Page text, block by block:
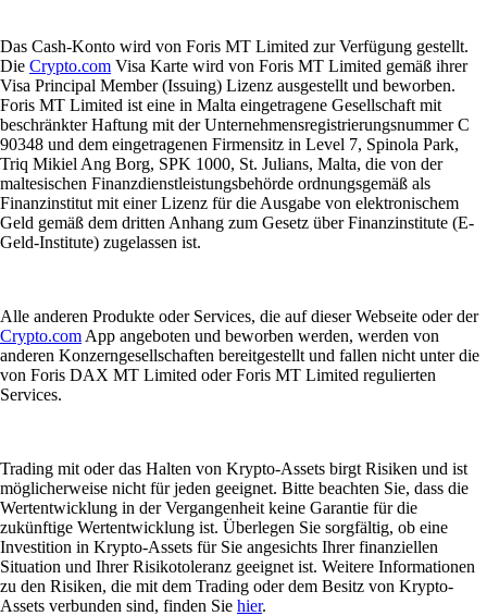
Das Cash-Konto wird von Foris MT Limited zur Verfügung gestellt.
Die Crypto.com Visa Karte wird von Foris MT Limited gemäß ihrer
Visa Principal Member (Issuing) Lizenz ausgestellt und beworben.
Foris MT Limited ist eine in Malta eingetragene Gesellschaft mit
beschränkter Haftung mit der Unternehmensregistrierungsnummer C
90348 und dem eingetragenen Firmensitz in Level 7, Spinola Park,
Triq Mikiel Ang Borg, SPK 1000, St. Julians, Malta, die von der
maltesischen Finanzdienstleistungsbehörde ordnungsgemäß als
Finanzinstitut mit einer Lizenz für die Ausgabe von elektronischem
Geld gemäß dem dritten Anhang zum Gesetz über Finanzinstitute (E-
Geld-Institute) zugelassen ist.
Alle anderen Produkte oder Services, die auf dieser Webseite oder der
Crypto.com App angeboten und beworben werden, werden von
anderen Konzerngesellschaften bereitgestellt und fallen nicht unter die
von Foris DAX MT Limited oder Foris MT Limited regulierten
Services.
Trading mit oder das Halten von Krypto-Assets birgt Risiken und ist
möglicherweise nicht für jeden geeignet. Bitte beachten Sie, dass die
Wertentwicklung in der Vergangenheit keine Garantie für die
zukünftige Wertentwicklung ist. Überlegen Sie sorgfältig, ob eine
Investition in Krypto-Assets für Sie angesichts Ihrer finanziellen
Situation und Ihrer Risikotoleranz geeignet ist. Weitere Informationen
zu den Risiken, die mit dem Trading oder dem Besitz von Krypto-
Assets verbunden sind, finden Sie hier.